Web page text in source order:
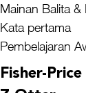
Mainan Balita &
Kata pertama
Pembelajaran
Fisher-